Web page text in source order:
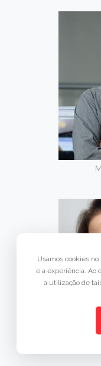
Usamos cookies
e a experiência. Ao
a utilização de